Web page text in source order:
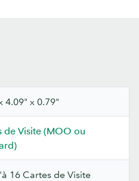
4.09" x 0.79"
de Visite (MOO ou
16 Cartes de Visite